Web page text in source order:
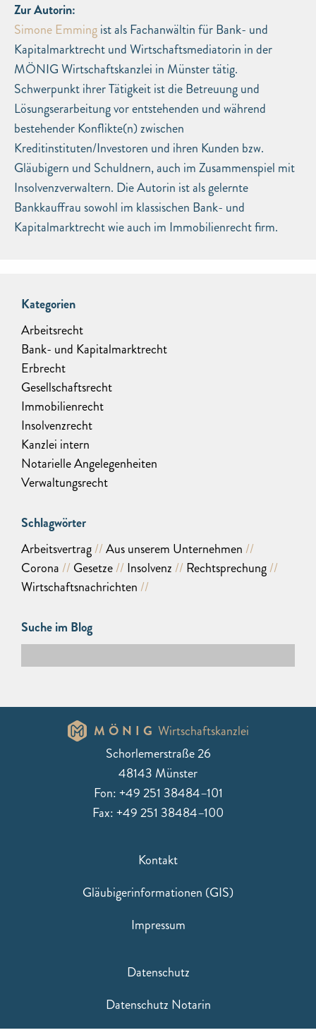
Zur Autorin:
Simone Emmingist als Fachanwältin für Bank- und
Kapitalmarktrecht und Wirtschaftsmediatorin in der
MÖNIG Wirtschaftskanzlei in Münster tätig.
Schwerpunkt ihrer Tätigkeit ist die Betreuung und
Lösungserarbeitung vor entstehenden und während
bestehender Konflikte(n) zwischen
Kreditinstituten/Investoren und ihren Kunden bzw.
Gläubigern und Schuldnern, auch im Zusammenspiel mit
Insolvenzverwaltern. Die Autorin ist als gelernte
Bankkauffrau sowohl im klassischen Bank- und
Kapitalmarktrecht wie auch im Immobilienrecht firm.
Kategorien
Arbeitsrecht
Bank- und Kapitalmarktrecht
Erbrecht
Gesellschaftsrecht
Immobilienrecht
Insolvenzrecht
Kanzlei intern
Notarielle Angelegenheiten
Verwaltungsrecht
Schlagwörter
Arbeitsvertrag
Aus unserem Unternehmen
Corona
Gesetze Insolvenz
Rechtsprechung
Wirtschaftsnachrichten
Suche im Blog
MÖNIG Wirtschaftskanzlei
Schorlemerstraße 26
48143 Münster
Fon: +49 251 38484–101
Fax: +49 251 38484–100
Kontakt
Gläubigerinformationen (GIS)
Impressum
Datenschutz
Datenschutz Notarin